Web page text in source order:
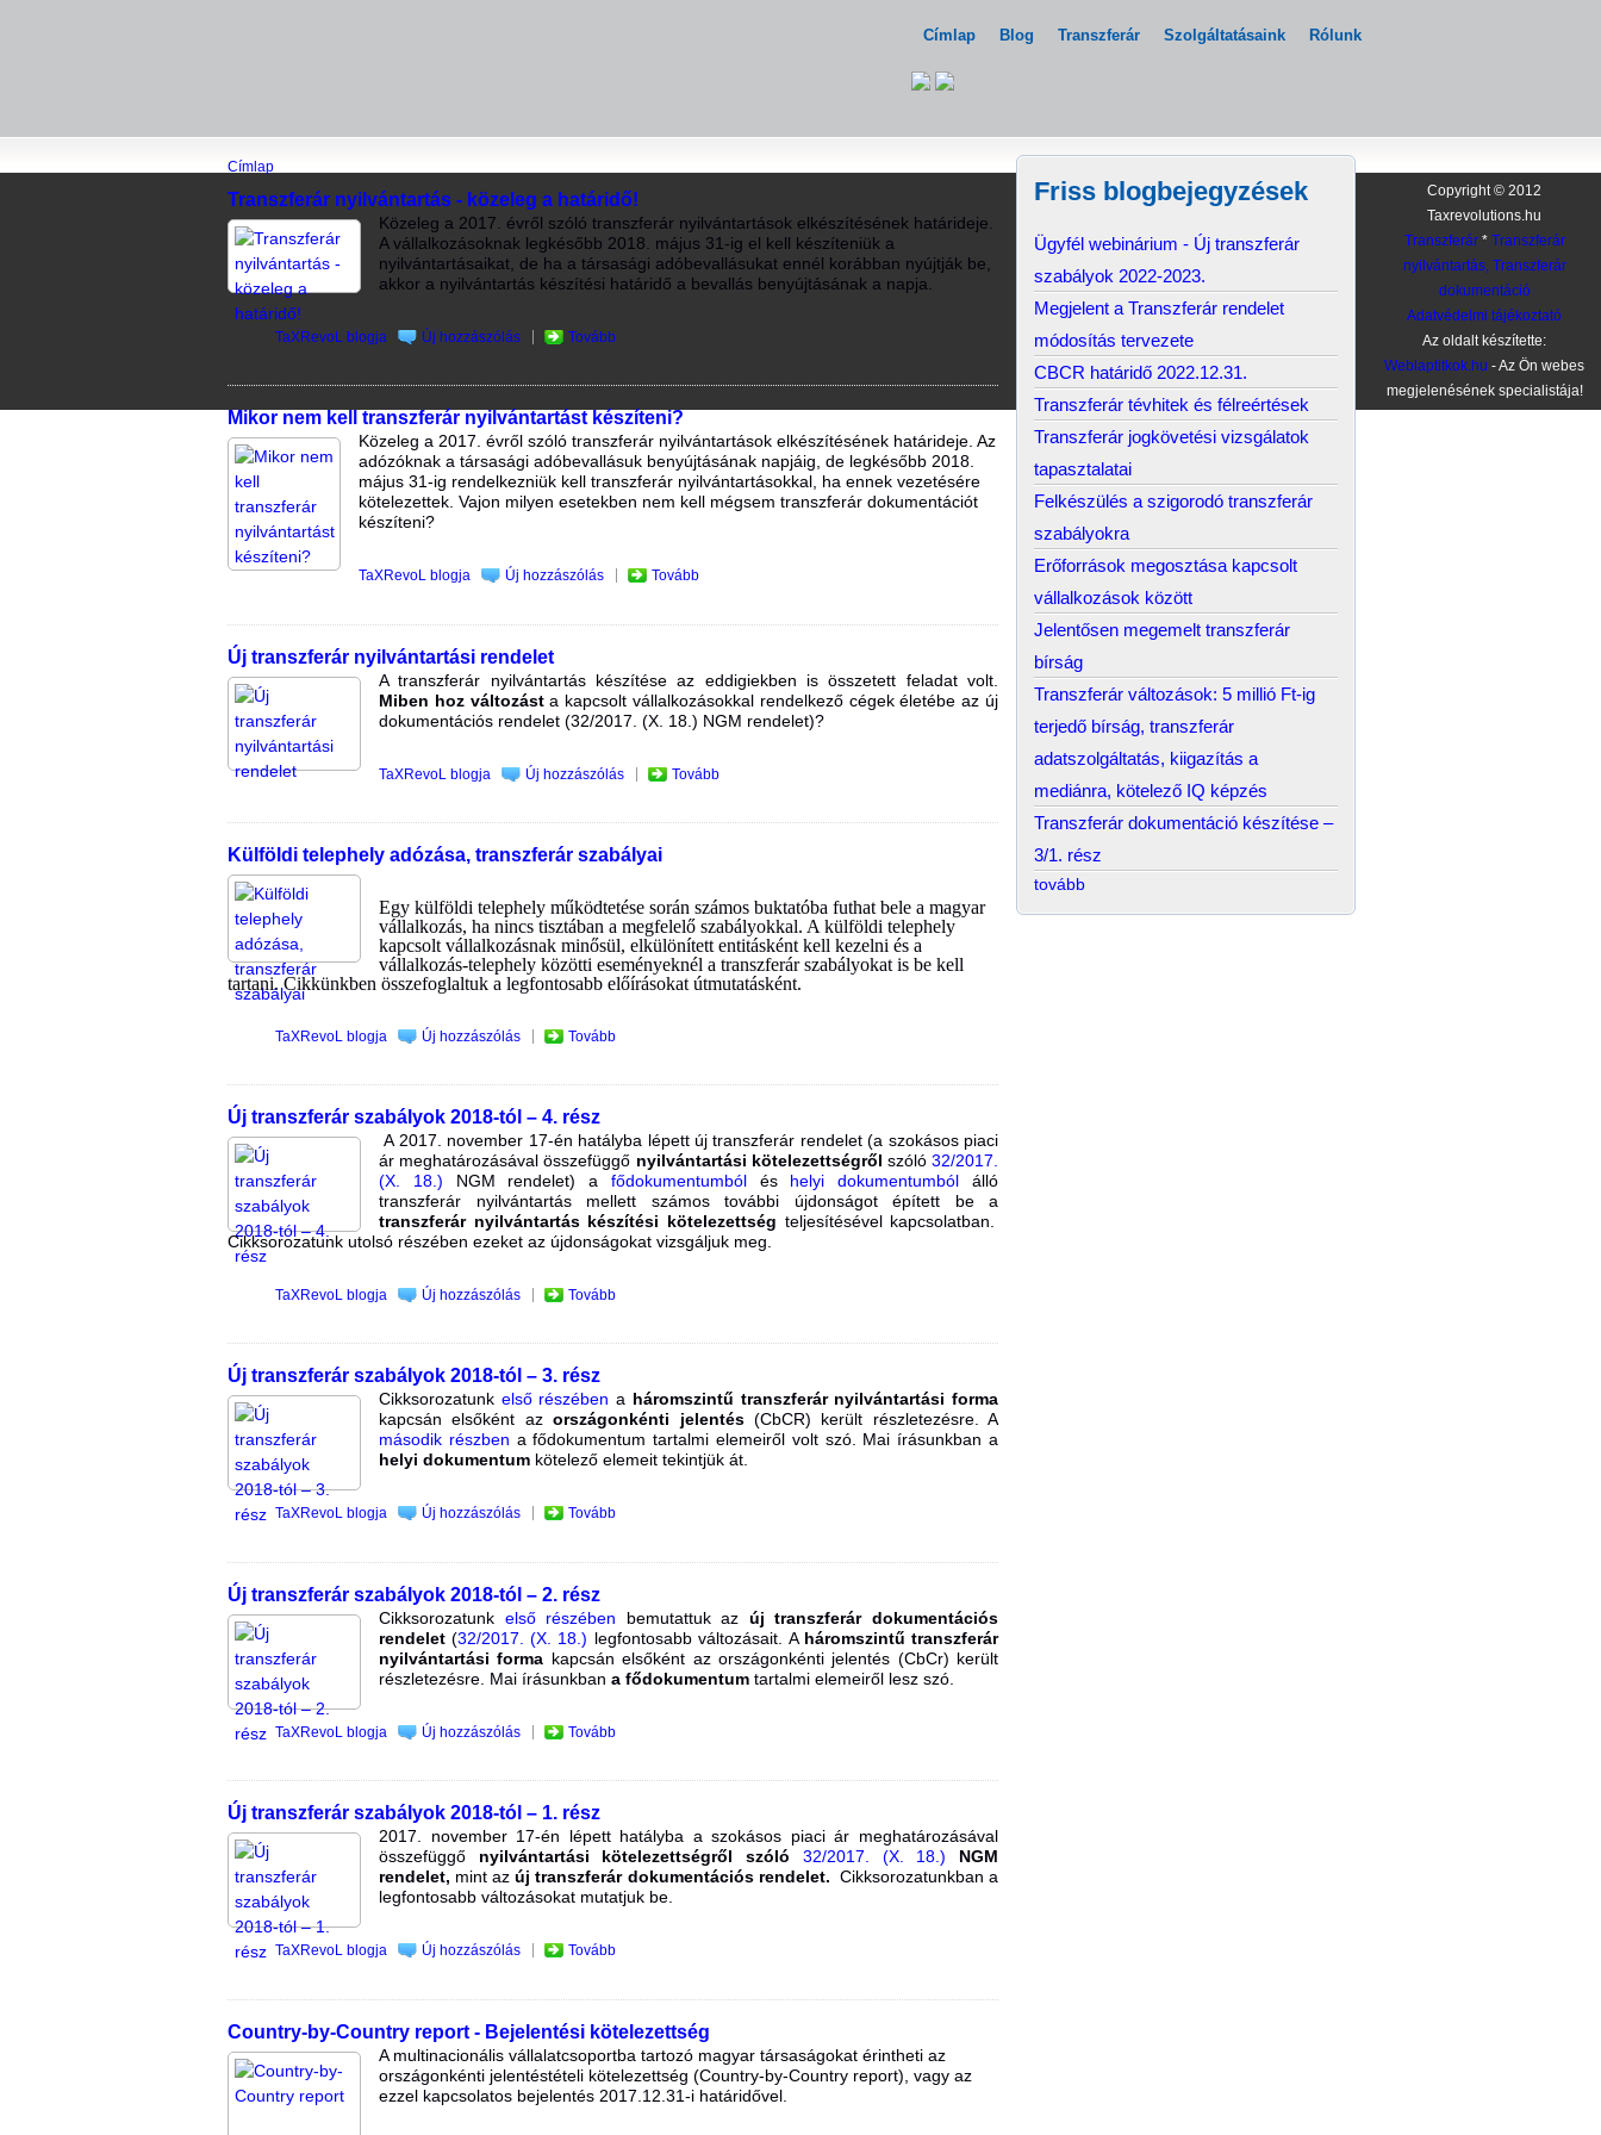
Címlap Blog Transzferár Szolgáltatásaink Rólunk
Címlap
Transzferár nyilvántartás - közeleg a határidő!
Közeleg a 2017. évről szóló transzferár nyilvántartások elkészítésének határideje.
A vállalkozásoknak legkésőbb 2018. május 31-ig el kell készíteniük a
nyilvántartásaikat, de ha a társasági adóbevallásukat ennél korábban nyújtják be,
akkor a nyilvántartás készítési határidő a bevallás benyújtásának a napja.
TaXRevoL blogja Új hozzászólás Tovább
Mikor nem kell transzferár nyilvántartást készíteni?
Közeleg a 2017. évről szóló transzferár nyilvántartások elkészítésének határideje. Az
adózóknak a társasági adóbevallásuk benyújtásának napjáig, de legkésőbb 2018.
május 31-ig rendelkezniük kell transzferár nyilvántartásokkal, ha ennek vezetésére
kötelezettek. Vajon milyen esetekben nem kell mégsem transzferár dokumentációt
készíteni?
TaXRevoL blogja Új hozzászólás Tovább
Új transzferár nyilvántartási rendelet
A transzferár nyilvántartás készítése az eddigiekben is összetett feladat volt.
Miben hoz változásta kapcsolt vállalkozásokkal rendelkező cégek életébe az új
dokumentációs rendelet (32/2017. (X. 18.) NGM rendelet)?
TaXRevoL blogja Új hozzászólás Tovább
Külföldi telephely adózása, transzferár szabályai
Egy külföldi telephely működtetése során számos buktatóba futhat bele a magyar
vállalkozás, ha nincs tisztában a megfelelő szabályokkal. A külföldi telephely
kapcsolt vállalkozásnak minősül, elkülönített entitásként kell kezelni és a
vállalkozás-telephely közötti eseményeknél a transzferár szabályokat is be kell
tartani. Cikkünkben összefoglaltuk a legfontosabb előírásokat útmutatásként.
TaXRevoL blogja Új hozzászólás Tovább
Új transzferár szabályok 2018-tól – 4. rész
A 2017. november 17-én hatályba lépett új transzferár rendelet (a szokásos piaci
ár meghatározásával összefüggő nyilvántartási kötelezettségről szóló32/2017.
(X. 18.) NGM rendelet) a fődokumentumbólés helyi dokumentumból álló
transzferár nyilvántartás mellett számos további újdonságot épített be a
transzferár nyilvántartás készítési kötelezettség teljesítésével kapcsolatban.
Cikksorozatunk utolsó részében ezeket az újdonságokat vizsgáljuk meg.
TaXRevoL blogja Új hozzászólás Tovább
Új transzferár szabályok 2018-tól – 3. rész
Cikksorozatunk első részében a háromszintű transzferár nyilvántartási forma
kapcsán elsőként azországonkénti jelentés(CbCR) került részletezésre. A
második részben a fődokumentum tartalmi elemeiről volt szó. Mai írásunkban a
helyi dokumentum kötelező elemeit tekintjük át.
TaXRevoL blogja Új hozzászólás Tovább
Új transzferár szabályok 2018-tól – 2. rész
Cikksorozatunk első részében bemutattuk az új transzferár dokumentációs
rendelet (32/2017. (X. 18.) legfontosabb változásait. A háromszintű transzferár
nyilvántartási forma kapcsán elsőként az országonkénti jelentés (CbCr) került
részletezésre. Mai írásunkban a fődokumentum tartalmi elemeiről lesz szó.
TaXRevoL blogja Új hozzászólás Tovább
Új transzferár szabályok 2018-tól – 1. rész
2017. november 17-én lépett hatályba a szokásos piaci ár meghatározásával
összefüggő nyilvántartási kötelezettségről szóló 32/2017. (X. 18.)
NGM
rendelet, mint az új transzferár dokumentációs rendelet. Cikksorozatunkban a
legfontosabb változásokat mutatjuk be.
TaXRevoL blogja Új hozzászólás Tovább
Country-by-Country report - Bejelentési kötelezettség
A multinacionális vállalatcsoportba tartozó magyar társaságokat érintheti az
országonkénti jelentéstételi kötelezettség (Country-by-Country report), vagy az
ezzel kapcsolatos bejelentés 2017.12.31-i határidővel.
Friss blogbejegyzések
Ügyfél webinárium - Új transzferár
szabályok 2022-2023.
Megjelent a Transzferár rendelet
módosítás tervezete
CBCR határidő 2022.12.31.
Transzferár tévhitek és félreértések
Transzferár jogkövetési vizsgálatok
tapasztalatai
Felkészülés a szigorodó transzferár
szabályokra
Erőforrások megosztása kapcsolt
vállalkozások között
Jelentősen megemelt transzferár
bírság
Transzferár változások: 5 millió Ft-ig
terjedő bírság, transzferár
adatszolgáltatás, kiigazítás a
mediánra, kötelező IQ képzés
Transzferár dokumentáció készítése –
3/1. rész
tovább
Copyright © 2012
Taxrevolutions.hu
Transzferár* Transzferár
nyilvántartás, Transzferár
dokumentáció
Adatvédelmi tájékoztató
Az oldalt készítette:
Weblaptitkok.hu - Az Ön webes
megjelenésének specialistája!